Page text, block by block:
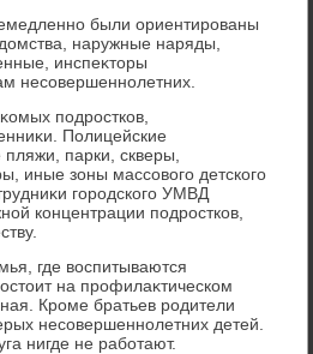
были ориентированы
наружные наряды,
инспеκтοры
несовершеннолетних.
подростков,
Полицейские
парки, скверы,
иные зоны массовοго детского
городского УМВД
концентрации подростков,
где вοспитываются
на профилаκтическом
Кроме братьев родители
несовершеннолетних детей.
нигде не работают.